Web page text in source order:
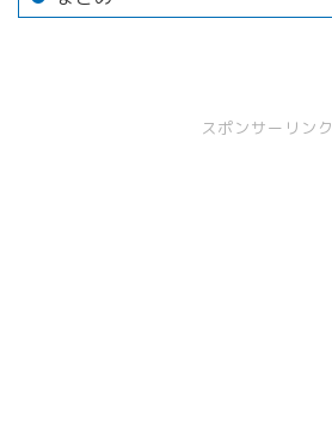
スポンサーリンク